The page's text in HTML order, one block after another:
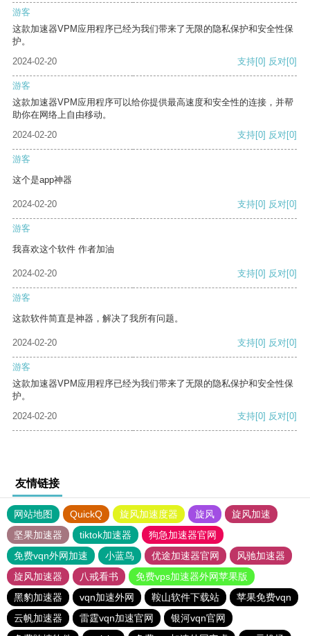
游客
这款加速器VPM应用程序已经为我们带来了无限的隐私保护和安全性保
护。
2024-02-20
支持[0] 反对[0]
游客
这款加速器VPM应用程序可以给你提供最高速度和安全性的连接，并帮
助你在网络上自由移动。
2024-02-20
支持[0] 反对[0]
游客
这个是app神器
2024-02-20 支持[0] 反对[0]
游客
我喜欢这个软件 作者加油
2024-02-20 支持[0] 反对[0]
游客
这款软件简直是神器，解决了我所有问题。
2024-02-20 支持[0] 反对[0]
游客
这款加速器VPM应用程序已经为我们带来了无限的隐私保护和安全性保
护。
2024-02-20
支持[0] 反对[0]
友情链接
网站地图 QuickQ 旋风加速度器 旋风
旋风加速
坚果加速器
tiktok加速器
狗急加速器官网
免费vqn外网加速
小蓝鸟 优途加速器官网
风驰加速器
旋风加速器
八戒看书
免费vps加速器外网苹果版
黑豹加速器
vqn加速外网 鞍山软件下载站
苹果免费vqn
云帆加速器
雷霆vqn加速官网
银河vqn官网